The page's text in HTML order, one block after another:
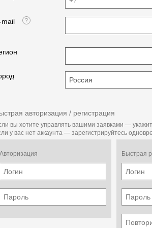
mail
авторизация / регистрация
вы хотите управлять вашими заявками —
у вас нет аккаунта — зарегистрируйтесь
Авторизация Быстрая